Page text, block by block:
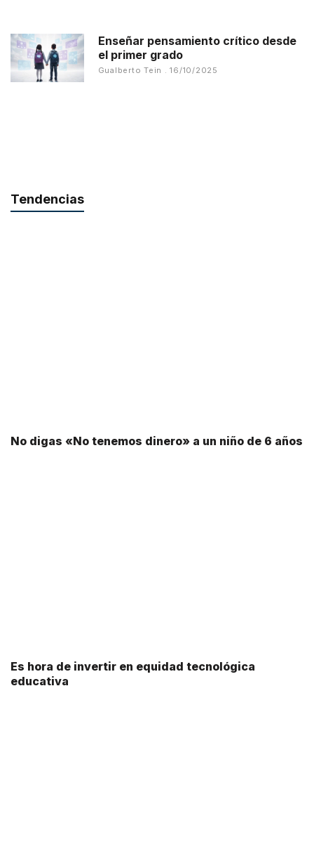
Enseñar pensamiento crítico desde
el primer grado
Gualberto Tein 16/10/2025
Tendencias
No digas «No tenemos dinero» a un niño de 6 años
Es hora de invertir en equidad tecnológica
educativa